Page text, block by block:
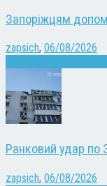
Запоріжцям
zapsich, 06/08/2026
Ранковий удар по
zapsich, 06/08/2026